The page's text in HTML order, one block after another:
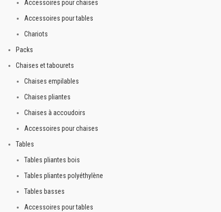
Accessoires pour chaises
Accessoires pour tables
Chariots
Packs
Chaises et tabourets
Chaises empilables
Chaises pliantes
Chaises à accoudoirs
Accessoires pour chaises
Tables
Tables pliantes bois
Tables pliantes polyéthylène
Tables basses
Accessoires pour tables